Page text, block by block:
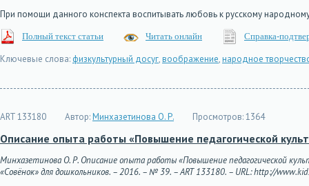
При помощи данного конспекта воспитывать любовь к русскому
Полный текст статьи Читать онлайн Справка-
Ключевые слова: физкультурный досуг,воображение,народное
ART 133180 Автор:Минхазетинова О. Р. Просмотров:1364
Описание опыта работы «Повышение педагогической
Минхазетинова О. Р. Описание опыта работы «Повышение педагогической
«Совёнок» для дошкольников. – 2016. – № 39. – ART 133180. – URL: http://